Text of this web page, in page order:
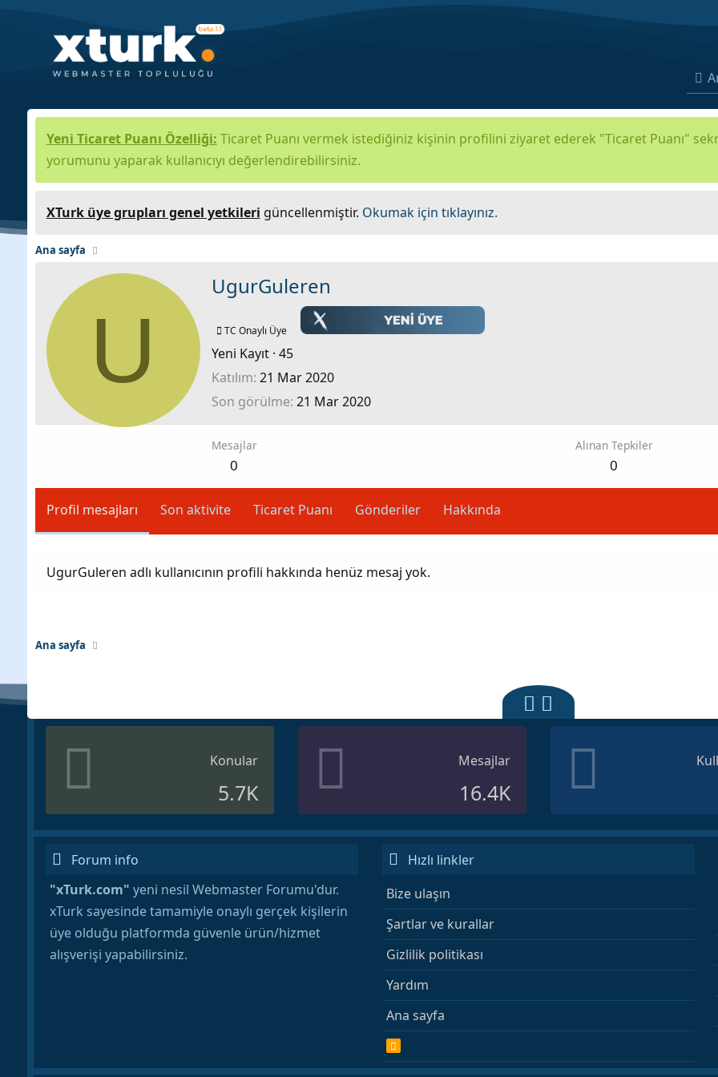
Yeni Ticaret Puanı Özelliği: Ticaret Puanı vermek istediğiniz kişinin profilini ziyaret ederek "Ticaret Puanı"
yorumunu yaparak kullanıcıyı değerlendirebilirsiniz.
XTurk üye grupları genel yetkileri güncellenmiştir. Okumak için tıklayınız.
Ana sayfa
U
UgurGuleren
TC Onaylı Üye
Yeni Kayıt · 45
Katılım 21 Mar 2020
Son görülme 21 Mar 2020
Mesajlar
0
Alınan Tepkiler
0
Profil mesajları Son aktivite Ticaret Puanı Gönderiler Hakkında
UgurGuleren adlı kullanıcının profili hakkında henüz mesaj yok.
Ana sayfa
Konular
5.7K
Mesajlar
16.4K
Forum info
"xTurk.com" yeni nesil Webmaster Forumu'dur.
xTurk sayesinde tamamiyle onaylı gerçek kişilerin
üye olduğu platformda güvenle ürün/hizmet
alışverişi yapabilirsiniz.
Hızlı linkler
Bize ulaşın
Şartlar ve kurallar
Gizlilik politikası
Yardım
Ana sayfa
R
S
S